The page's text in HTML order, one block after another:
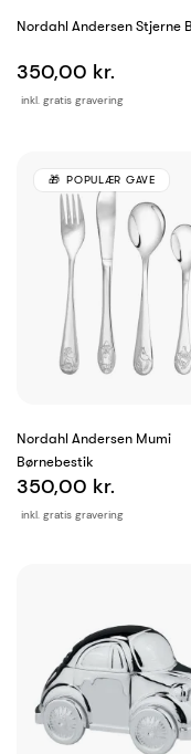
Nordahl Andersen Stjerne
inkl. gratis gravering
350,00 kr.
Nordahl Andersen Mumi
Børnebestik
inkl. gratis gravering
350,00 kr.
POPULÆR GAVE